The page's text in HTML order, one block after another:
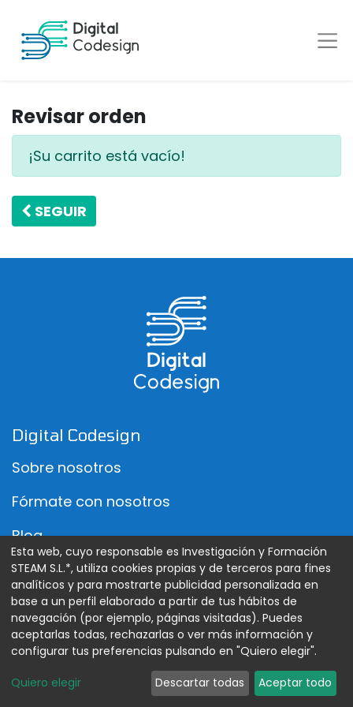
Revisar orden
¡Su carrito está vacío!
SEGUIR
Digital Codesign
Sobre nosotros
Fórmate con nosotros
Blog
Eventos
Tienda
Tienda Canarias
Esta web, cuyo responsable es Investigación y Formación
STEAM S.L.*, utiliza cookies propias y de terceros para fines
analíticos y para mostrarte publicidad personalizada en
base a un perfil elaborado a partir de tus hábitos de
navegación (por ejemplo, páginas visitadas). Puedes
aceptarlas todas, rechazarlas o ver más información y
configurar tus preferencias pulsando en "Quiero elegir".
Quiero elegir Descartar todas Aceptar todo